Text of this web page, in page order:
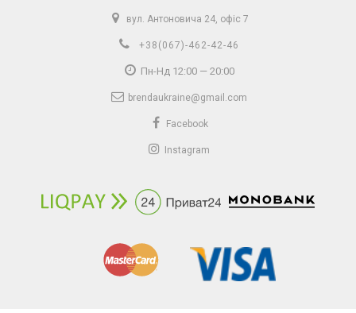
вул. Антоновича 24, офіс 7
+38(067)-462-42-46
Пн-Нд 12:00 — 20:00
brendaukraine@gmail.com
Facebook
Instagram